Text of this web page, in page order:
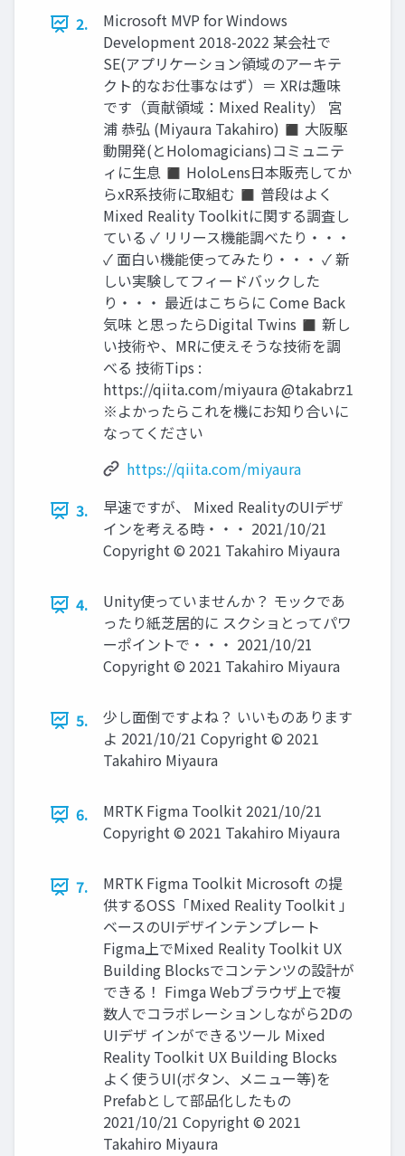
2.
Microsoft MVP for Windows
Development 2018-2022 某会社で
SE(アプリケーション領域のアーキテ
クト的なお仕事なはず）＝ XRは趣味
です（貢献領域：Mixed Reality） 宮
浦 恭弘 (Miyaura Takahiro) ◼ 大阪駆
動開発(とHolomagicians)コミュニテ
ィに生息 ◼ HoloLens日本販売してか
らxR系技術に取組む ◼ 普段はよく
Mixed Reality Toolkitに関する調査し
ている ✓ リリース機能調べたり・・・
✓ 面白い機能使ってみたり・・・ ✓ 新
しい実験してフィードバックした
り・・・ 最近はこちらに Come Back
気味 と思ったらDigital Twins ◼ 新し
い技術や、MRに使えそうな技術を調
べる 技術Tips :
https://qiita.com/miyaura @takabrz1
※よかったらこれを機にお知り合いに
なってください
https://qiita.com/miyaura
3.
早速ですが、 Mixed RealityのUIデザ
インを考える時・・・ 2021/10/21
Copyright © 2021 Takahiro Miyaura
4.
Unity使っていませんか？ モックであ
ったり紙芝居的に スクショとってパワ
ーポイントで・・・ 2021/10/21
Copyright © 2021 Takahiro Miyaura
5.
少し面倒ですよね？ いいものあります
よ 2021/10/21 Copyright © 2021
Takahiro Miyaura
6.
MRTK Figma Toolkit 2021/10/21
Copyright © 2021 Takahiro Miyaura
7.
MRTK Figma Toolkit Microsoft の提
供するOSS「Mixed Reality Toolkit 」
ベースのUIデザインテンプレート
Figma上でMixed Reality Toolkit UX
Building Blocksでコンテンツの設計が
できる！ Fimga Webブラウザ上で複
数人でコラボレーションしながら2Dの
UIデザ インができるツール Mixed
Reality Toolkit UX Building Blocks
よく使うUI(ボタン、メニュー等)を
Prefabとして部品化したもの
2021/10/21 Copyright © 2021
Takahiro Miyaura